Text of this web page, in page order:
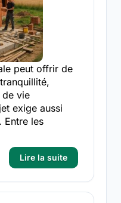
peut offrir de
de vie
exige aussi
Entre les
Lire la suite